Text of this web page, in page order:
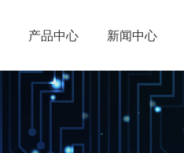
产品中心 新闻中心